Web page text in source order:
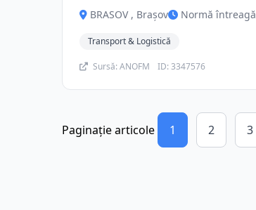
BRASOV , Brașov Normă întreagă
Transport & Logistică
Sursă: ANOFM ID: 3347576
Paginație articole 1 2 3